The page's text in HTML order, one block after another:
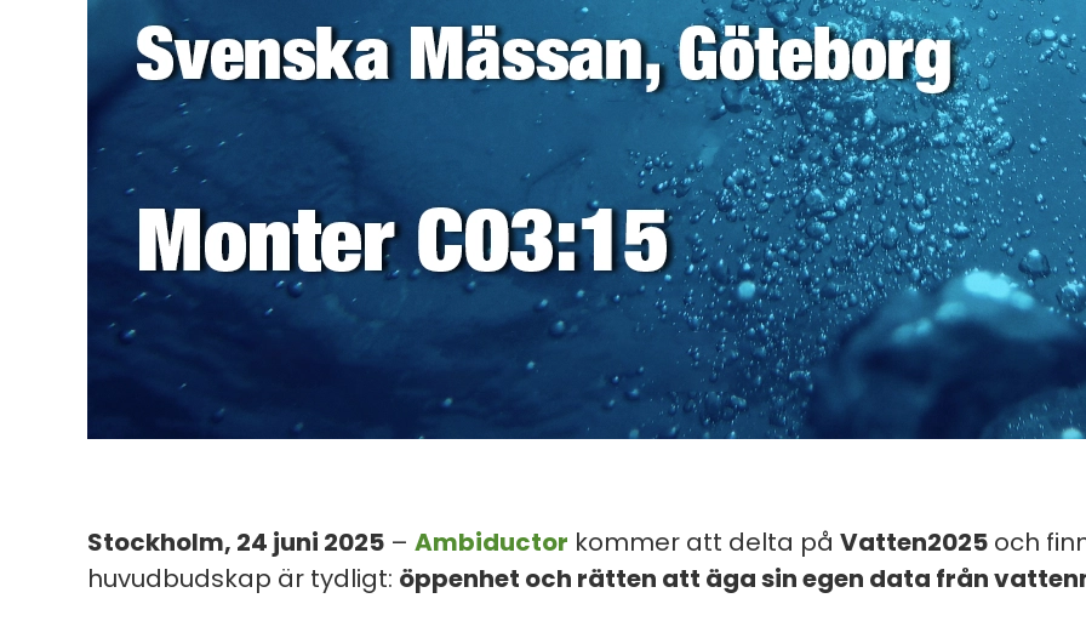
Stockholm, 24 juni 2025 – Ambiductor kommer att delta på Vatten2025 och
huvudbudskap är tydligt: öppenhet och rätten att äga sin egen data från